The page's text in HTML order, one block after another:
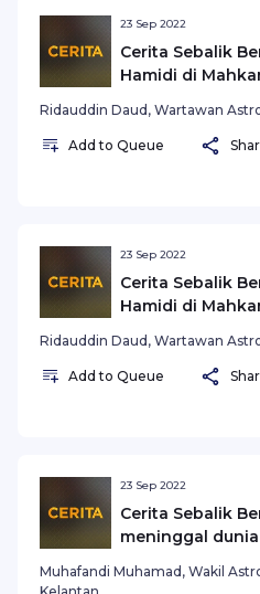
23 Sep 2022
Cerita Sebalik
Hamidi di
Ridauddin Daud, Wartawan
Add to Queue
23 Sep 2022
Cerita Sebalik
Hamidi di
Ridauddin Daud, Wartawan
Add to Queue
23 Sep 2022
Cerita Sebalik
meninggal dunia
Muhafandi Muhamad, Wakil